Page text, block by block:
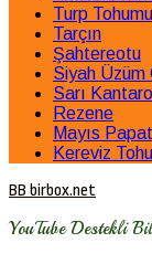
Turp Tohumu
Tarçın
Şahtereotu
Siyah Üzüm
Sarı
Rezene
Mayıs
Kereviz
BB birbox.net
YouTube Destekli